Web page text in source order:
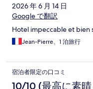
2026 年 6 月 14 日
Google で翻訳
Hotel impeccable et bien
Jean-Pierre、1 泊旅行
宿泊者限定の口コミ
10/10 (最高に素